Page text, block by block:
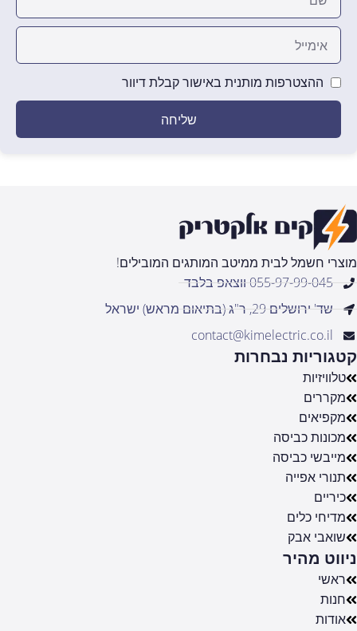
ההצטרפות מותנית באישור קבלת דיוור
שליחה
מוצרי חשמל לבית ממיטב המותגים המובילים!
055-97-99-045 ווצאפ בלבד
שד' ירושלים 29, ר"ג (בתיאום מראש) ישראל
contact@kimelectric.co.il
קטגוריות נבחרות
טלוויזיות
מקררים
מקפיאים
מכונות כביסה
מייבשי כביסה
תנורי אפייה
כיריים
מדיחי כלים
שואבי אבק
ניווט מהיר
ראשי
חנות
אודות